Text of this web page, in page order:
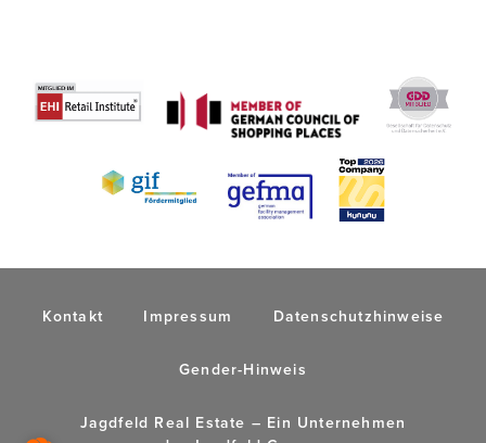
Kontakt Impressum Datenschutzhinweise
Gender-Hinweis
Jagdfeld Real Estate – Ein Unternehmen